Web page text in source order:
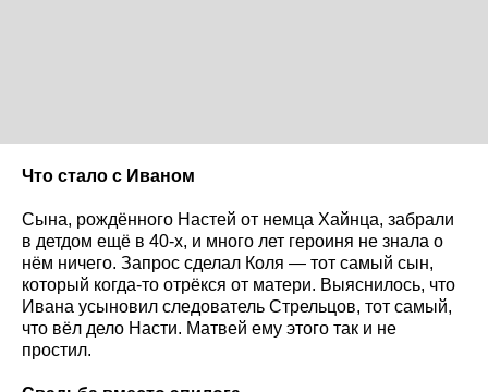
Что стало с Иваном
Сына, рождённого Настей от немца Хайнца, забрали
в детдом ещё в 40-х, и много лет героиня не знала о
нём ничего. Запрос сделал Коля — тот самый сын,
который когда-то отрёкся от матери. Выяснилось, что
Ивана усыновил следователь Стрельцов, тот самый,
что вёл дело Насти. Матвей ему этого так и не
простил.